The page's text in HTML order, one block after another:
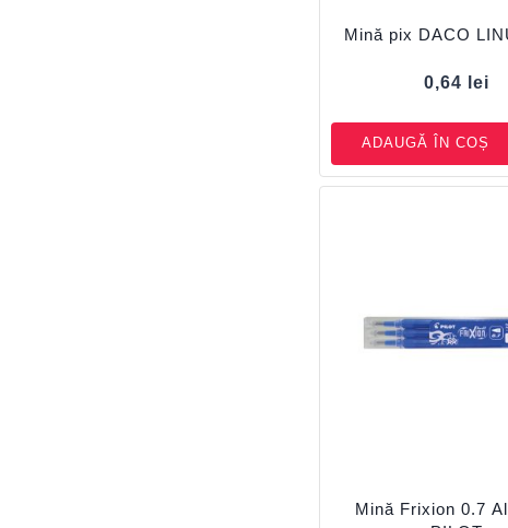
Mină pix DACO
0,64 lei
ADAUGĂ ÎN COȘ
Mină Frixion 0.7